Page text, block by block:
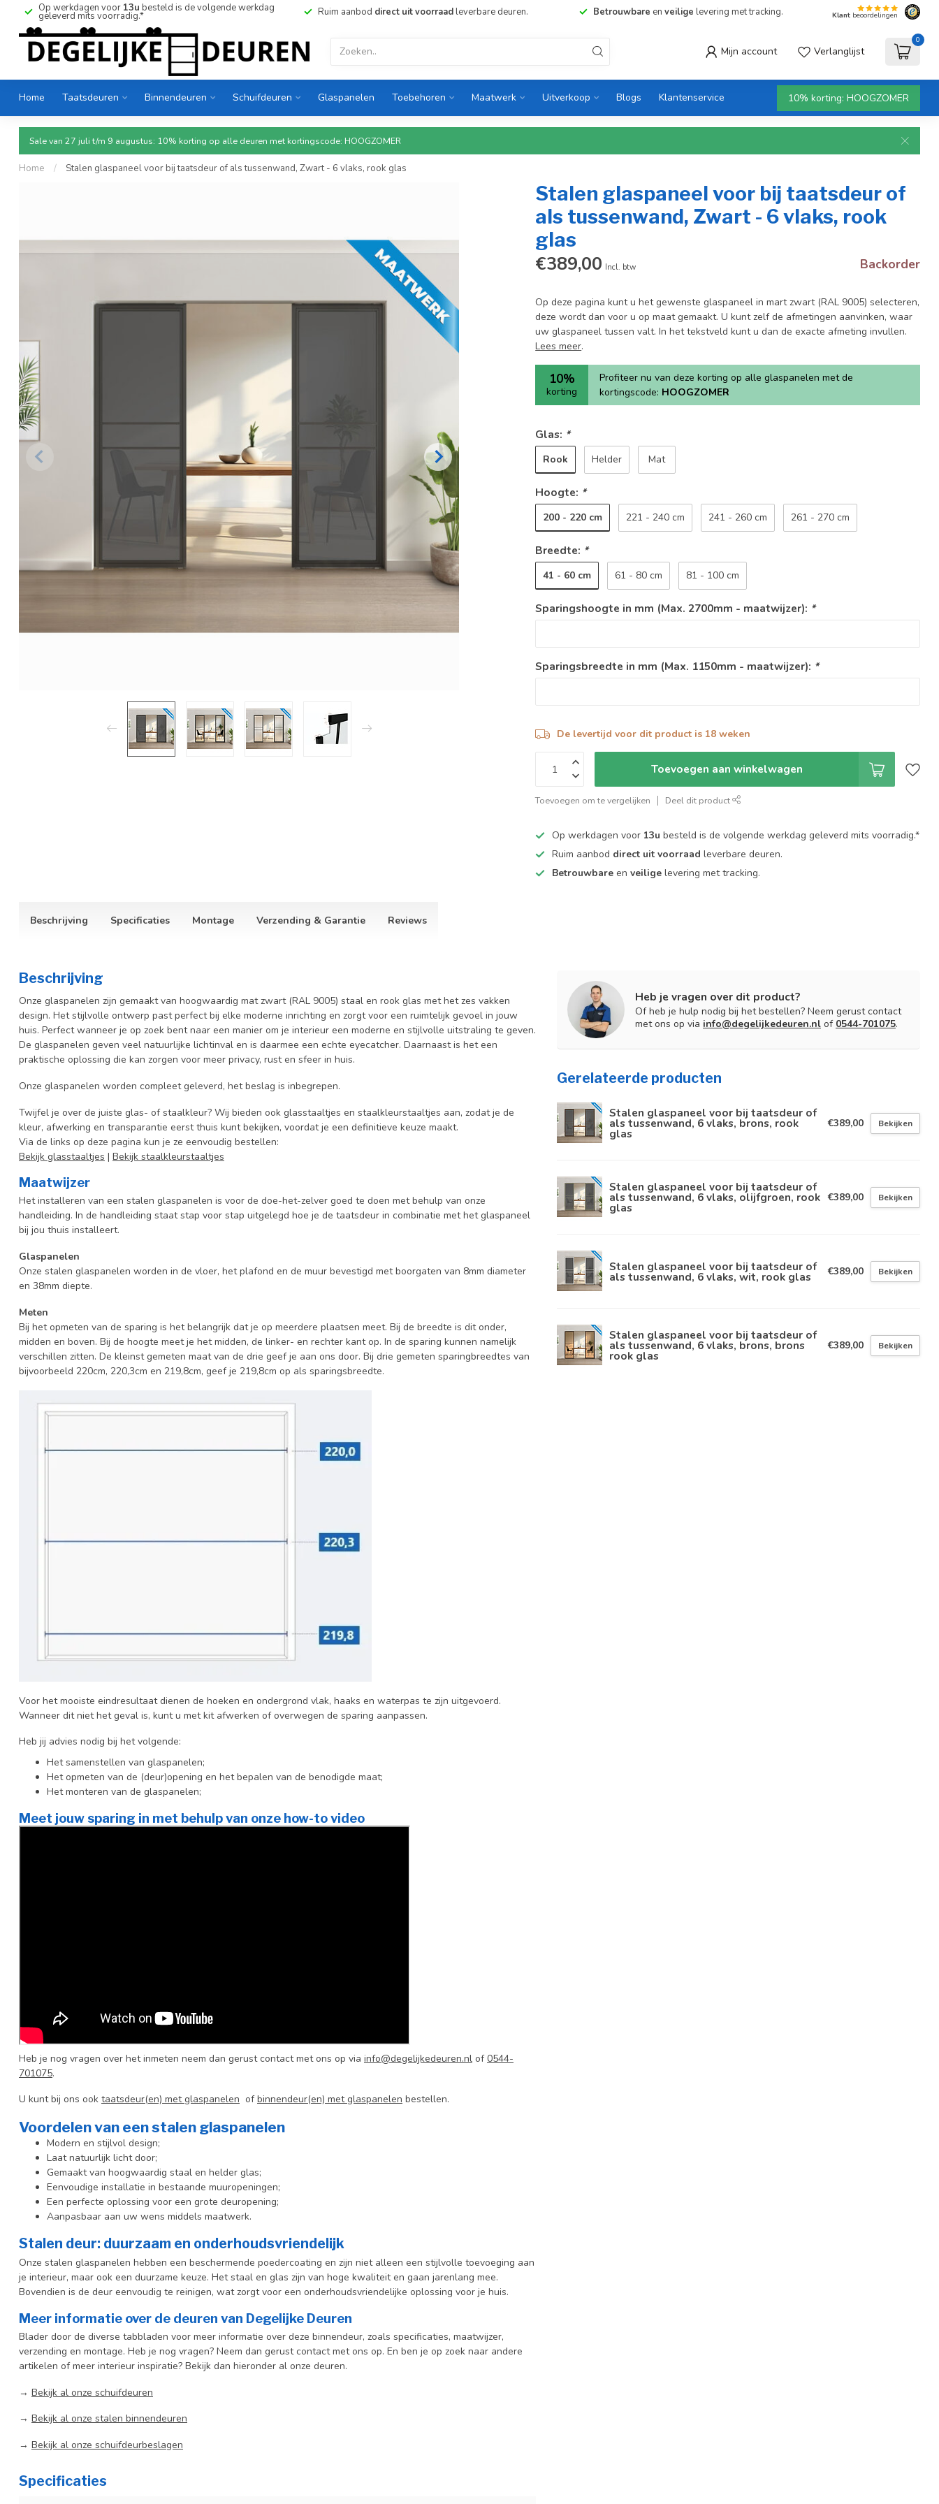
Op werkdagen voor 13u besteld is de volgende werkdag
geleverd mits voorradig.* Ruim aanbod direct uit voorraadleverbare deuren. Betrouwbare en veilige levering met tracking. Klant beoordelingen
Mijn account Verlanglijst
0
Home Taatsdeuren Binnendeuren Schuifdeuren Glaspanelen Toebehoren Maatwerk Uitverkoop Blogs Klantenservice 10% korting: HOOGZOMER
Sale van 27 juli t/m 9 augustus: 10% korting op alle deuren met kortingscode: HOOGZOMER
Home / Stalen glaspaneel voor bij taatsdeur of als tussenwand, Zwart - 6 vlaks, rook glas
Stalen glaspaneel voor bij taatsdeur of
als tussenwand, Zwart - 6 vlaks, rook
glas
€389,00 Incl. btw Backorder
Op deze pagina kunt u het gewenste glaspaneel in mart zwart (RAL 9005) selecteren,
deze wordt dan voor u op maat gemaakt. U kunt zelf de afmetingen aanvinken, waar
uw glaspaneel tussen valt. In het tekstveld kunt u dan de exacte afmeting invullen.
Lees meer.
10%
korting
Profiteer nu van deze korting op alle glaspanelen met de
kortingscode: HOOGZOMER
Glas: *
Rook Helder Mat
Hoogte: *
200 - 220 cm 221 - 240 cm 241 - 260 cm 261 - 270 cm
Breedte: *
41 - 60 cm 61 - 80 cm 81 - 100 cm
Sparingshoogte in mm (Max. 2700mm - maatwijzer): *
Sparingsbreedte in mm (Max. 1150mm - maatwijzer): *
De levertijd voor dit product is 18 weken
Toevoegen aan winkelwagen
Toevoegen om te vergelijken Deel dit product
Op werkdagen voor 13u besteld is de volgende werkdag geleverd mits voorradig.*
Ruim aanbod direct uit voorraad leverbare deuren.
Betrouwbare enveiligelevering met tracking.
Beschrijving Specificaties Montage Verzending & Garantie Reviews
Beschrijving
Onze glaspanelen zijn gemaakt van hoogwaardig mat zwart (RAL 9005) staal en rook glas met het zes vakken
design. Het stijlvolle ontwerp past perfect bij elke moderne inrichting en zorgt voor een ruimtelijk gevoel in jouw
huis. Perfect wanneer je op zoek bent naar een manier om je interieur een moderne en stijlvolle uitstraling te geven.
De glaspanelen geven veel natuurlijke lichtinval en is daarmee een echte eyecatcher. Daarnaast is het een
praktische oplossing die kan zorgen voor meer privacy, rust en sfeer in huis.
Onze glaspanelen worden compleet geleverd, het beslag is inbegrepen.
Twijfel je over de juiste glas- of staalkleur? Wij bieden ook glasstaaltjes en staalkleurstaaltjes aan, zodat je de
kleur, afwerking en transparantie eerst thuis kunt bekijken, voordat je een definitieve keuze maakt.
Via de links op deze pagina kun je ze eenvoudig bestellen:
Bekijk glasstaaltjes | Bekijk staalkleurstaaltjes
Maatwijzer
Het installeren van een stalen glaspanelen is voor de doe-het-zelver goed te doen met behulp van onze
handleiding. In de handleiding staat stap voor stap uitgelegd hoe je de taatsdeur in combinatie met het glaspaneel
bij jou thuis installeert.
Glaspanelen
Onze stalen glaspanelen worden in de vloer, het plafond en de muur bevestigd met boorgaten van 8mm diameter
en 38mm diepte.
Meten
Bij het opmeten van de sparing is het belangrijk dat je op meerdere plaatsen meet. Bij de breedte is dit onder,
midden en boven. Bij de hoogte meet je het midden, de linker- en rechter kant op. In de sparing kunnen namelijk
verschillen zitten. De kleinst gemeten maat van de drie geef je aan ons door. Bij drie gemeten sparingbreedtes van
bijvoorbeeld 220cm, 220,3cm en 219,8cm, geef je 219,8cm op als sparingsbreedte.
Voor het mooiste eindresultaat dienen de hoeken en ondergrond vlak, haaks en waterpas te zijn uitgevoerd.
Wanneer dit niet het geval is, kunt u met kit afwerken of overwegen de sparing aanpassen.
Heb jij advies nodig bij het volgende:
Het samenstellen van glaspanelen;
Het opmeten van de (deur)opening en het bepalen van de benodigde maat;
Het monteren van de glaspanelen;
Meet jouw sparing in met behulp van onze how-to video
Heb je nog vragen over het inmeten neem dan gerust contact met ons op via info@degelijkedeuren.nl of0544-
701075.
U kunt bij ons ook taatsdeur(en) met glaspanelen ofbinnendeur(en) met glaspanelen bestellen.
Voordelen van een stalen glaspanelen
Modern en stijlvol design;
Laat natuurlijk licht door;
Gemaakt van hoogwaardig staal en helder glas;
Eenvoudige installatie in bestaande muuropeningen;
Een perfecte oplossing voor een grote deuropening;
Aanpasbaar aan uw wens middels maatwerk.
Stalen deur: duurzaam en onderhoudsvriendelijk
Onze stalen glaspanelen hebben een beschermende poedercoating en zijn niet alleen een stijlvolle toevoeging aan
je interieur, maar ook een duurzame keuze. Het staal en glas zijn van hoge kwaliteit en gaan jarenlang mee.
Bovendien is de deur eenvoudig te reinigen, wat zorgt voor een onderhoudsvriendelijke oplossing voor je huis.
Meer informatie over de deuren van Degelijke Deuren
Blader door de diverse tabbladen voor meer informatie over deze binnendeur, zoals specificaties, maatwijzer,
verzending en montage. Heb je nog vragen? Neem dan gerust contact met ons op. En ben je op zoek naar andere
artikelen of meer interieur inspiratie? Bekijk dan hieronder al onze deuren.
→ Bekijk al onze schuifdeuren
→ Bekijk al onze stalen binnendeuren
→ Bekijk al onze schuifdeurbeslagen
Specificaties
Heb je vragen over dit product?
Of heb je hulp nodig bij het bestellen? Neem gerust contact
met ons op via info@degelijkedeuren.nl of 0544-701075.
Gerelateerde producten
Stalen glaspaneel voor bij taatsdeur of
als tussenwand, 6 vlaks, brons, rook
glas
€389,00 Bekijken
Stalen glaspaneel voor bij taatsdeur of
als tussenwand, 6 vlaks, olijfgroen, rook
glas
€389,00 Bekijken
Stalen glaspaneel voor bij taatsdeur of
als tussenwand, 6 vlaks, wit, rook glas €389,00 Bekijken
Stalen glaspaneel voor bij taatsdeur of
als tussenwand, 6 vlaks, brons, brons
rook glas
€389,00 Bekijken